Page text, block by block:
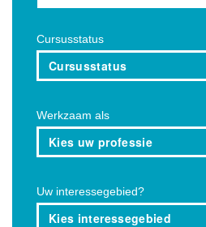
Cursusstatus
Cursusstatus
Werkzaam als
Kies uw professie
Uw interessegebied?
Kies interessegebied